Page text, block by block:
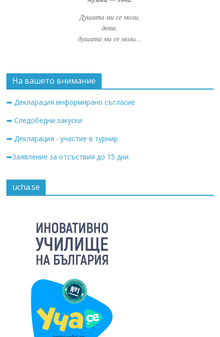
Душата ми се моли,
дете,
душата ми се моли...
На вашето внимание
➡ Декларация информирано съгласие
➡ Следобедни закуски
➡ Декларация - участие в турнир
➡Заявление за отсъствия до 15 дни
ucha.se